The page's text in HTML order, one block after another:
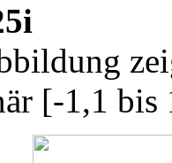
[-1,1 bis